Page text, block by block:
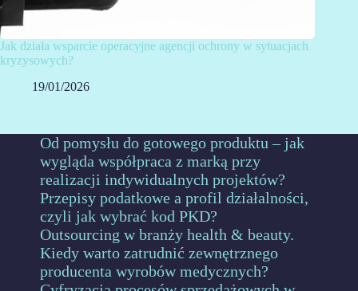
Jak działa wsparcie operacyjne agencji ochrony w sytuacjach
kryzysowych?
19/01/2026
Od pomysłu do gotowego produktu – jak
wygląda współpraca z marką przy
realizacji indywidualnych projektów?
Przepisy podatkowe a profil działalności,
czyli jak wybrać kod PKD?
Outsourcing w branży health & beauty.
Kiedy warto zatrudnić zewnętrznego
producenta wyrobów medycznych?